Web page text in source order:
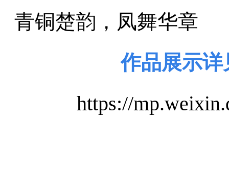
青铜楚韵，凤舞华章
作品展示详
https://